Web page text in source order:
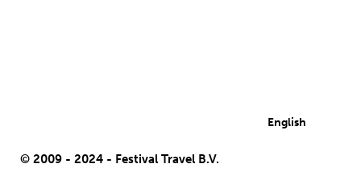
English
© 2009 - 2024 - Festival Travel B.V.